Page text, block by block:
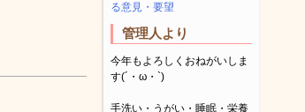
る意見・要望
管理人より
今年もよろしくおねがいしま
す(´・ω・`)
手洗い・うがい・睡眠・栄養